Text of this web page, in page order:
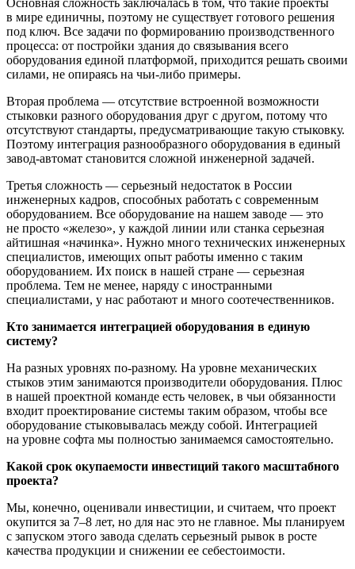
в мире единичны, поэтому не существует готового решения
под ключ. Все задачи по формированию производственного
процесса: от постройки здания до связывания всего
оборудования единой платформой, приходится решать своими
силами, не опираясь на чьи-либо примеры.
Вторая проблема — отсутствие встроенной возможности
стыковки разного оборудования друг с другом, потому что
отсутствуют стандарты, предусматривающие такую стыковку.
Поэтому интеграция разнообразного оборудования в единый
завод-автомат становится сложной инженерной задачей.
Третья сложность — серьезный недостаток в России
инженерных кадров, способных работать с современным
оборудованием. Все оборудование на нашем заводе — это
не просто «железо», у каждой линии или станка серьезная
айтишная «начинка». Нужно много технических инженерных
специалистов, имеющих опыт работы именно с таким
оборудованием. Их поиск в нашей стране — серьезная
проблема. Тем не менее, наряду с иностранными
специалистами, у нас работают и много соотечественников.
Кто занимается интеграцией оборудования в единую
систему?
На разных уровнях по-разному. На уровне механических
стыков этим занимаются производители оборудования. Плюс
в нашей проектной команде есть человек, в чьи обязанности
входит проектирование системы таким образом, чтобы все
оборудование стыковывалась между собой. Интеграцией
на уровне софта мы полностью занимаемся самостоятельно.
Какой срок окупаемости инвестиций такого масштабного
проекта?
Мы, конечно, оценивали инвестиции, и считаем, что проект
окупится за 7–8 лет, но для нас это не главное. Мы планируем
с запуском этого завода сделать серьезный рывок в росте
качества продукции и снижении ее себестоимости.